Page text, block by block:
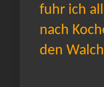
fuhr ich
nach
den